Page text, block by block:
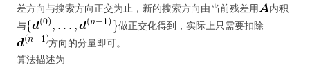
差方向与搜索方向正交为止，新的搜索方向由当前残差用
内积
与
做正交化得到，实际上只需要扣除
方向的分量即可。
算法描述为